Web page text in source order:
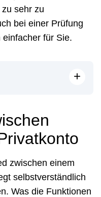
sehr zu
bei einer Prüfung
für Sie.
+
zwischen einem
selbstverständlich
Was die Funktionen